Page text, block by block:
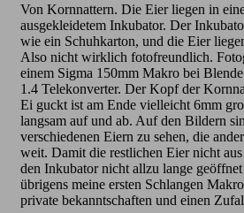
Von Kornnattern. Die Eier liegen in
ausgekleidetem Inkubator. Der
wie ein Schuhkarton, und die Eier
Also nicht wirklich fotofreundlich.
einem Sigma 150mm Makro bei
1.4 Telekonverter. Der Kopf der
Ei guckt ist am Ende vielleicht 6mm
langsam auf und ab. Auf den Bildern
verschiedenen Eiern zu sehen, die
weit. Damit die restlichen Eier nicht
den Inkubator nicht allzu lange geöffnet
übrigens meine ersten Schlangen
private bekanntschaften und einen